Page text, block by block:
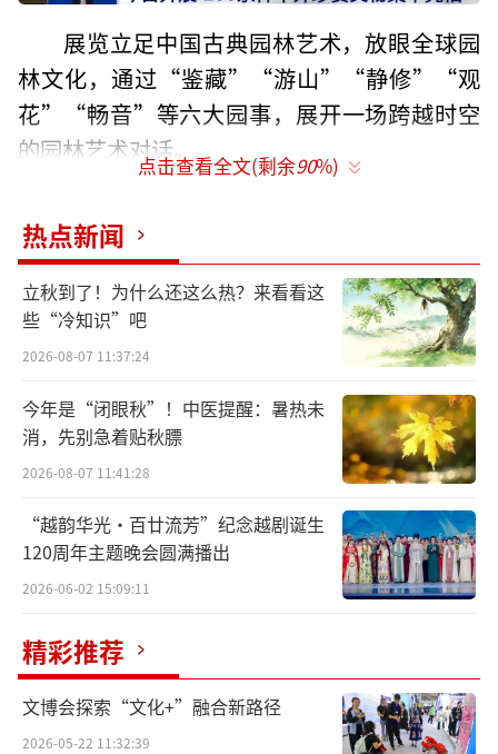
展览立足中国古典园林艺术，放眼全球园
林文化，通过“鉴藏”“游山”“静修”“观
花”“畅音”等六大园事，展开一场跨越时空
的园林艺术对话。
园林不只是风景，更是人类的一种生活方
式和精神坐标。1672年前，也是在这样一个春
天，一群文人聚集在会稽山阴的兰亭，举行曲
水流觞的雅集。王羲之为此写下著名的《兰亭
集序》。这场一千六百多年前的雅集，铸就了
中国园林独一无二的山水精神。展览中，明代
尤求的《修禊图卷》图绘山林春景，文士各具
情态。山石以枯墨点染皴擦，人物用白描，笔
法简洁。
点击查看全文(剩余90%)
热点新闻
立秋到了！为什么还这么热？来看看这
些“冷知识”吧
2026-08-07 11:37:24
今年是“闭眼秋”！中医提醒：暑热未
消，先别急着贴秋膘
2026-08-07 11:41:28
“越韵华光·百廿流芳”纪念越剧诞生
120周年主题晚会圆满播出
2026-06-02 15:09:11
精彩推荐
文博会探索“文化+”融合新路径
2026-05-22 11:32:39